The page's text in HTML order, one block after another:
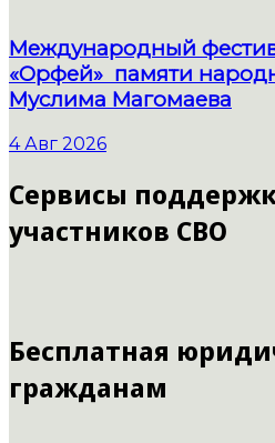
Международный
«Орфей» памяти
Муслима Магомаева
4 Авг 2026
Сервисы
участников СВО
Бесплатная
гражданам